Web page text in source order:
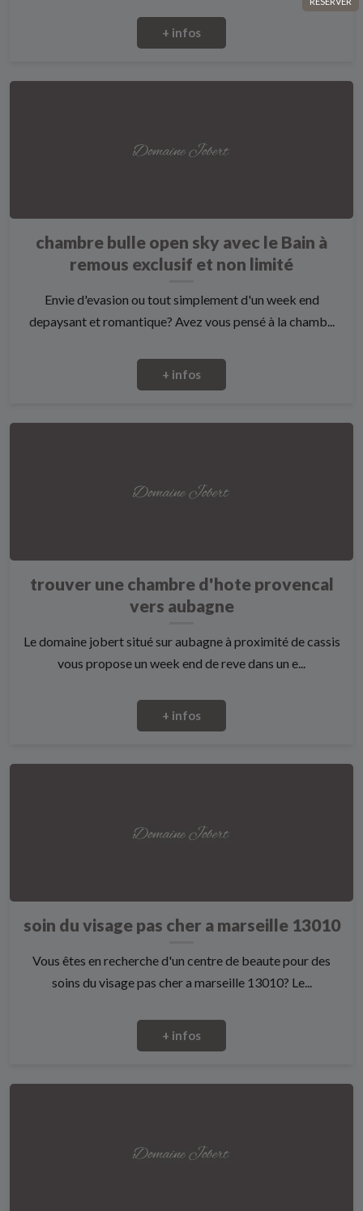
+ infos
chambre bulle open sky avec le Bain à
remous exclusif et non limité
Envie d'evasion ou tout simplement d'un week end
depaysant et romantique? Avez vous pensé à la chamb...
+ infos
trouver une chambre d'hote provencal
vers aubagne
Le domaine jobert situé sur aubagne à proximité de cassis
vous propose un week end de reve dans un e...
+ infos
soin du visage pas cher a marseille 13010
Vous êtes en recherche d'un centre de beaute pour des
soins du visage pas cher a marseille 13010? Le...
+ infos